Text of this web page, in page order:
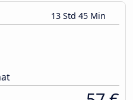
13 Std 45 Min